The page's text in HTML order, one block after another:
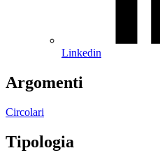
Linkedin
Argomenti
Circolari
Tipologia